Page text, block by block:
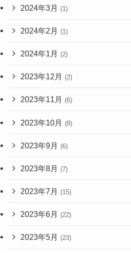
2024年3月 (1)
2024年2月 (1)
2024年1月 (2)
2023年12月 (2)
2023年11月 (6)
2023年10月 (8)
2023年9月 (6)
2023年8月 (7)
2023年7月 (15)
2023年6月 (22)
2023年5月 (23)